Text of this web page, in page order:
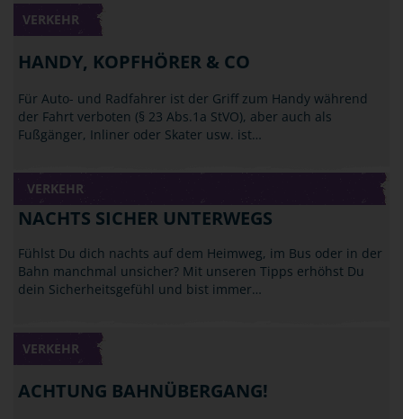
VERKEHR
HANDY, KOPFHÖRER & CO
Für Auto- und Radfahrer ist der Griff zum Handy während
der Fahrt verboten (§ 23 Abs.1a StVO), aber auch als
Fußgänger, Inliner oder Skater usw. ist…
VERKEHR
NACHTS SICHER UNTERWEGS
Fühlst Du dich nachts auf dem Heimweg, im Bus oder in der
Bahn manchmal unsicher? Mit unseren Tipps erhöhst Du
dein Sicherheitsgefühl und bist immer…
VERKEHR
ACHTUNG BAHNÜBERGANG!